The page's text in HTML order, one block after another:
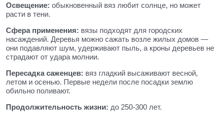
Освещение: обыкновенный вяз любит солнце, но может
расти в тени.
Сфера применения: вязы подходят для городских
насаждений. Деревья можно сажать возле жилых домов —
они подавляют шум, удерживают пыль, а кроны деревьев не
страдают от удара молнии.
Пересадка саженцев: вяз гладкий высаживают весной,
летом и осенью. Первые недели после посадки землю
обильно поливают.
Продолжительность жизни: до 250-300 лет.